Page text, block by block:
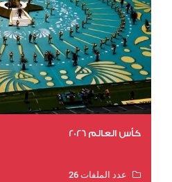
كأس العالم 2026
عدد الملفات 26